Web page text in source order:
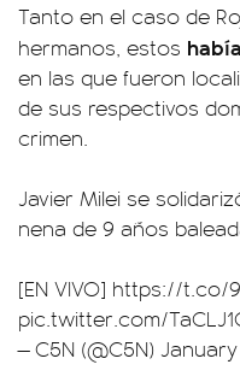
Tanto en el caso de
hermanos, estos
en las que fueron
de sus respectivos
crimen.
Javier Milei se
nena de 9 años
[EN VIVO] https://t.co/
pic.twitter.com/
— C5N (@C5N)